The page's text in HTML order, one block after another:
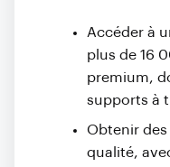
Accéder à
plus de 16
premium,
supports à
Obtenir des
qualité,